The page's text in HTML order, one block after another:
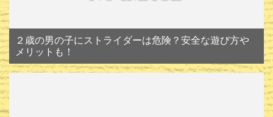
２歳の男の子にストライダーは危険？安全な遊び方や
メリットも！